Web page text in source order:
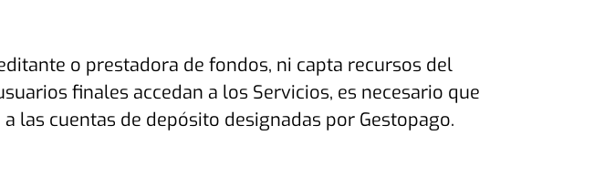
o prestadora de fondos, ni capta recursos del
finales accedan a los Servicios, es necesario que
las cuentas de depósito designadas por Gestopago.